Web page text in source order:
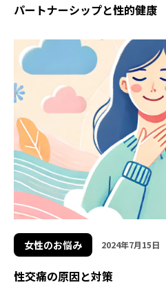
パートナーシップと性的健康
女性のお悩み 2024年7月15日
性交痛の原因と対策